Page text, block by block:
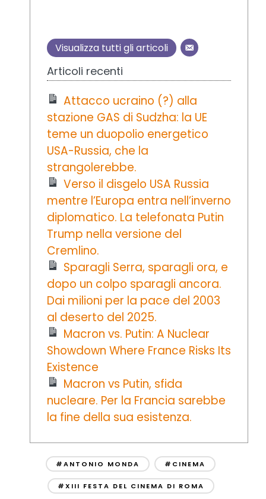
Visualizza tutti gli articoli
Articoli recenti
Attacco ucraino (?) alla
stazione GAS di Sudzha: la UE
teme un duopolio energetico
USA-Russia, che la
strangolerebbe.
Verso il disgelo USA Russia
mentre l’Europa entra nell’inverno
diplomatico. La telefonata Putin
Trump nella versione del
Cremlino.
Sparagli Serra, sparagli ora, e
dopo un colpo sparagli ancora.
Dai milioni per la pace del 2003
al deserto del 2025.
Macron vs. Putin: A Nuclear
Showdown Where France Risks Its
Existence
Macron vs Putin, sfida
nucleare. Per la Francia sarebbe
la fine della sua esistenza.
#ANTONIO MONDA #CINEMA
#XIII FESTA DEL CINEMA DI ROMA